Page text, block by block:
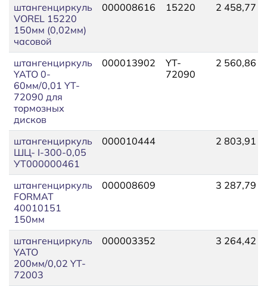
штангенциркуль
VOREL 15220
150мм (0,02мм)
часовой
000008616 15220 2 458,77
штангенциркуль
YATO 0-
60мм/0,01 YT-
72090 для
тормозных
дисков
000013902
YT-
72090
2 560,86
штангенциркуль
ШЦ- I-300-0,05
УТ000000461
000010444 2 803,91
штангенциркуль
FORMAT
40010151
150мм
000008609 3 287,79
штангенциркуль
YATO
200мм/0,02 YT-
72003
000003352 3 264,42